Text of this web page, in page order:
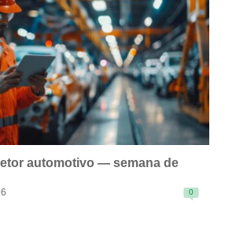
automotivo — semana de
0